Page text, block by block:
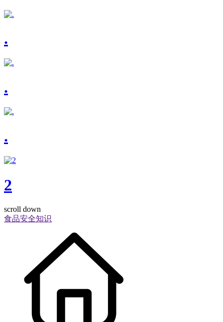
.
.
.
2
scroll down
食品安全知识